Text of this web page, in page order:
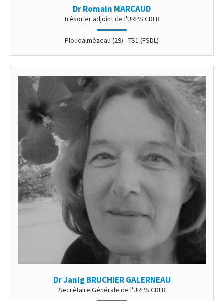
Dr Romain MARCAUD
Trésorier adjoint de l'URPS CDLB
Ploudalmézeau (29) - TS1 (FSDL)
Dr Janig BRUCHIER GALERNEAU
Secrétaire Générale de l'URPS CDLB